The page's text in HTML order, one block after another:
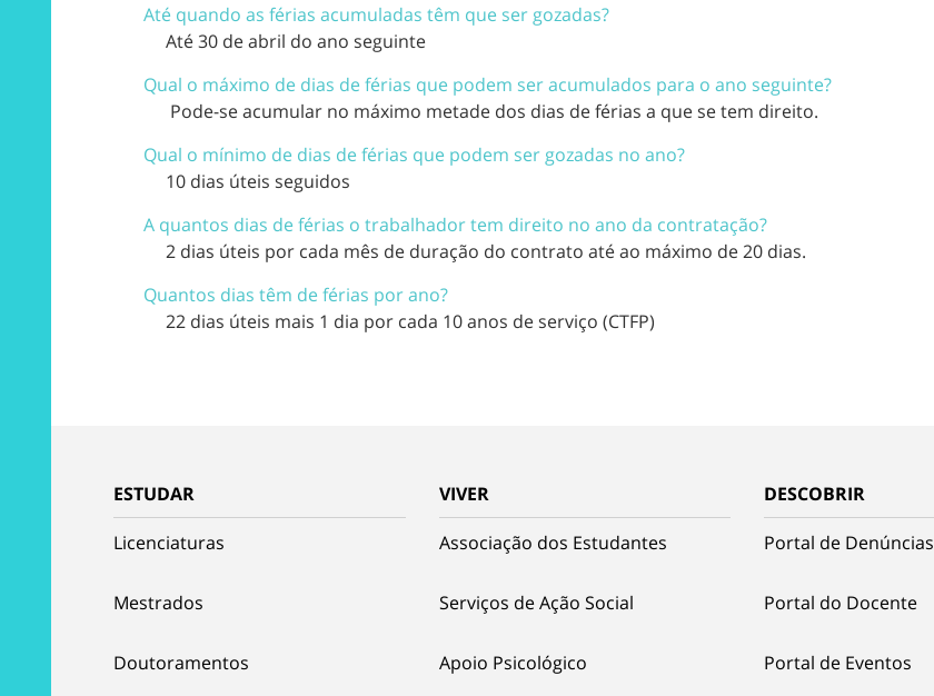
Até quando as férias acumuladas têm que ser gozadas?
Até 30 de abril do ano seguinte
Qual o máximo de dias de férias que podem ser acumulados para o ano seguinte?
Pode-se acumular no máximo metade dos dias de férias a que se tem direito.
Qual o mínimo de dias de férias que podem ser gozadas no ano?
10 dias úteis seguidos
A quantos dias de férias o trabalhador tem direito no ano da contratação?
2 dias úteis por cada mês de duração do contrato até ao máximo de 20 dias.
Quantos dias têm de férias por ano?
22 dias úteis mais 1 dia por cada 10 anos de serviço (CTFP)
ESTUDAR
Licenciaturas
Mestrados
Doutoramentos
VIVER
Associação dos Estudantes
Serviços de Ação Social
Apoio Psicológico
DESCOBRIR
Portal de Denúncias
Portal do Docente
Portal de Eventos